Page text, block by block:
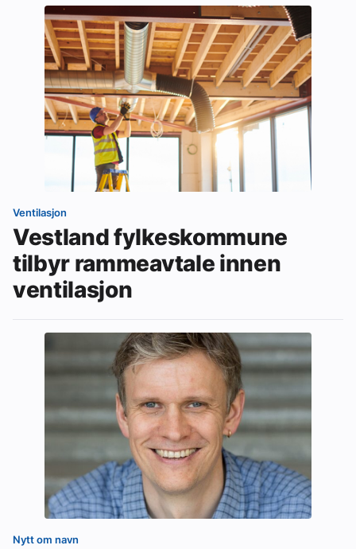
Ventilasjon
Vestland fylkeskommune
tilbyr rammeavtale innen
ventilasjon
Nytt om navn